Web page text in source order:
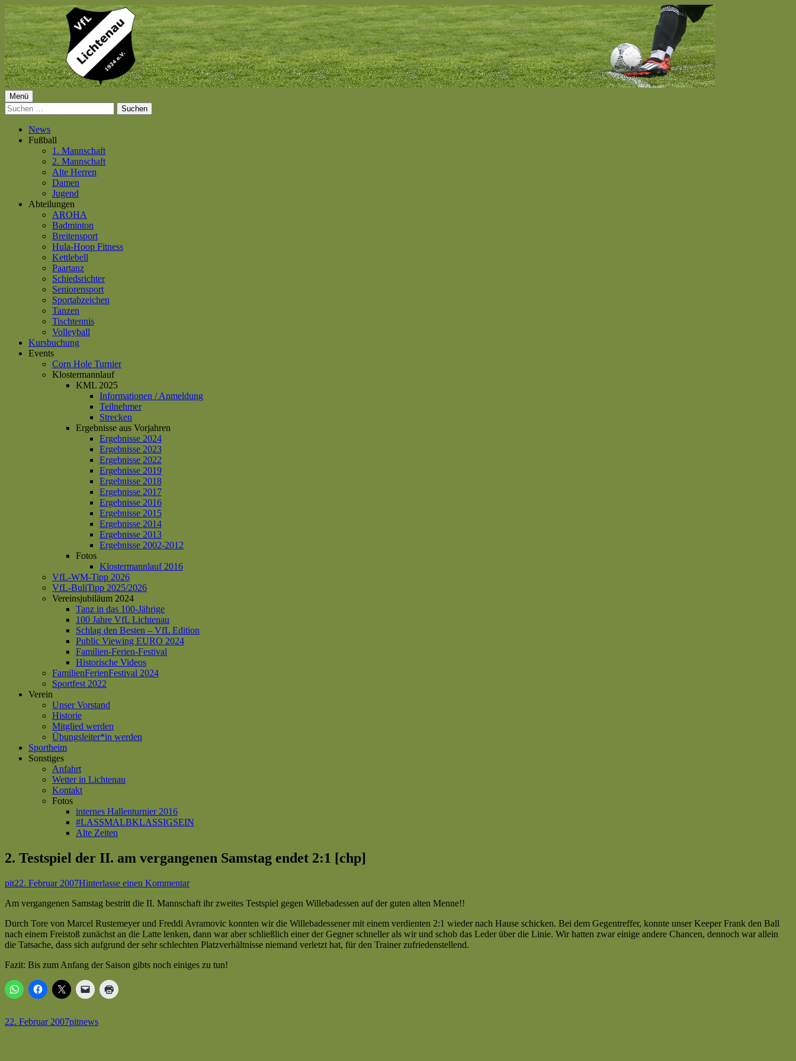
Springe
zum
Inhalt
VfL Lichtenau 1924 e.V.
Primäres
Menü
Menü
Suchen
nach:
News
Fußball
1. Mannschaft
2. Mannschaft
Alte Herren
Damen
Jugend
Abteilungen
AROHA
Badminton
Breitensport
Hula-Hoop Fitness
Kettlebell
Paartanz
Schiedsrichter
Seniorensport
Sportabzeichen
Tanzen
Tischtennis
Volleyball
Kursbuchung
Events
Corn Hole Turnier
Klostermannlauf
KML 2025
Informationen / Anmeldung
Teilnehmer
Strecken
Ergebnisse aus Vorjahren
Ergebnisse 2024
Ergebnisse 2023
Ergebnisse 2022
Ergebnisse 2019
Ergebnisse 2018
Ergebnisse 2017
Ergebnisse 2016
Ergebnisse 2015
Ergebnisse 2014
Ergebnisse 2013
Ergebnisse 2002-2012
Fotos
Klostermannlauf 2016
VfL-WM-Tipp 2026
VfL-BuliTipp 2025/2026
Vereinsjubiläum 2024
Tanz in das 100-Jährige
100 Jahre VfL Lichtenau
Schlag den Besten – VfL Edition
Public Viewing EURO 2024
Familien-Ferien-Festival
Historische Videos
FamilienFerienFestival 2024
Sportfest 2022
Verein
Unser Vorstand
Historie
Mitglied werden
Übungsleiter*in werden
Sportheim
Sonstiges
Anfahrt
Wetter in Lichtenau
Kontakt
Fotos
internes Hallenturnier 2016
#LASSMALBKLASSIGSEIN
Alte Zeiten
2. Testspiel der II. am vergangenen Samstag endet 2:1 [chp]
Autor
pitVeröffentlicht
22. Februar 2007Hinterlasse einen Kommentarzu
Testspiel
II.
am
vergangenen
endet
Am vergangenen Samstag bestritt die II. Mannschaft ihr zweites Testspiel gegen Willebadessen auf der guten alten Menne!!
Durch Tore von Marcel Rustemeyer und Freddi Avramovic konnten wir die Willebadessener mit einem verdienten 2:1 wieder nach Hause schicken. Bei dem Gegentreffer, konnte unser Keeper Frank den Ball
nach einem Freistoß zunächst an die Latte lenken, dann war aber schließlich einer der Gegner schneller als wir und schob das Leder über die Linie. Wir hatten zwar einige andere Chancen, dennoch war allein
die Tatsache, dass sich aufgrund der sehr schlechten Platzverhältnisse niemand verletzt hat, für den Trainer zufriedenstellend.
Fazit: Bis zum Anfang der Saison gibts noch einiges zu tun!
Veröffentlicht
22. Februar 2007Autor
pitKategorien
news